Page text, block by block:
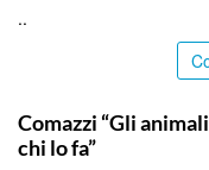
..
Comazzi “Gli
chi lo fa”